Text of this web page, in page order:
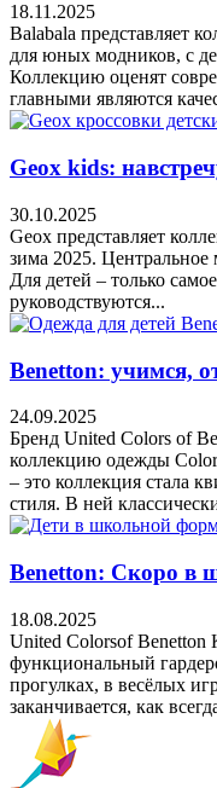
18.11.2025
Balabala представляет
для юных модников, с
Коллекцию оценят
главными являются
Geox kids:
30.10.2025
Geox представляет
зима 2025. Центральное
Для детей – только
руководствуются...
Benetton: учимся,
24.09.2025
Бренд United Colors of
коллекцию одежды
– это коллекция стала
стиля. В ней
Benetton: Скоро в
18.08.2025
United Colorsof Benetton
функциональный
прогулках, в весёлых
заканчивается, как